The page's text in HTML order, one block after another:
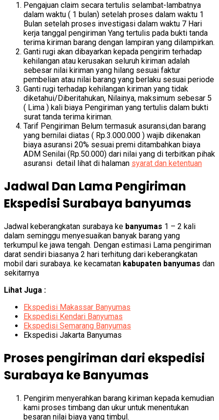
Pengajuan claim secara tertulis selambat-lambatnya
dalam waktu ( 1 bulan) setelah proses dalam waktu 1
Bulan setelah proses investigasi dalam waktu 7 Hari
kerja tanggal pengiriman Yang tertulis pada bukti tanda
terima kiriman barang dengan lampiran yang dilampirkan.
Ganti rugi akan dibayarkan kepada pengirim terhadap
kehilangan atau kerusakan seluruh kiriman adalah
sebesar nilai kiriman yang hilang sesuai faktur
pembelian atau nilai barang yang berlaku sesuai periode
Ganti rugi terhadap kehilangan kiriman yang tidak
diketahui/Diberitahukan, Nilainya, maksimum sebesar 5
( Lima ) kali biaya Pengiriman yang tertulis dalam bukti
surat tanda terima kiriman.
Tarif Pengiriman Belum termasuk asuransi,dan barang
yang bernilai diatas ( Rp.3.000.000 ) wajib dikenakan
biaya asuransi 20% sesuai premi ditambahkan biaya
ADM Senilai (Rp.50.000) dari nilai yang di terbitkan pihak
asuransi detail lihat di halaman syarat dan ketentuan
Jadwal Dan Lama Pengiriman
Ekspedisi Surabaya banyumas
Jadwal keberangkatan surabaya ke banyumas 1 – 2 kali
dalam seminggu menyesuaikan banyak barang yang
terkumpul ke jawa tengah. Dengan estimasi Lama pengiriman
darat sendiri biasanya 2 hari terhitung dari keberangkatan
mobil dari surabaya. ke kecamatan kabupaten banyumas dan
sekitarnya
Lihat Juga :
Ekspedisi Makassar Banyumas
Ekspedisi Kendari Banyumas
Ekspedisi Semarang Banyumas
Ekspedisi Jakarta Banyumas
Proses pengiriman dari ekspedisi
Surabaya ke Banyumas
Pengirim menyerahkan barang kiriman kepada kemudian
kami proses timbang dan ukur untuk menentukan
besaran nilai biaya yang timbul.